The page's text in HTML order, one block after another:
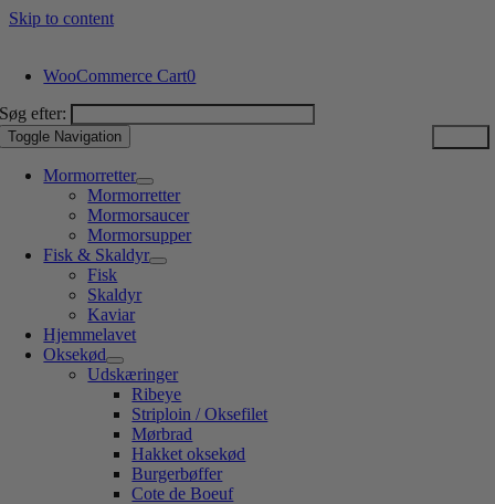
Skip to content
WooCommerce Cart0
Søg efter:
Toggle Navigation
Mormorretter
Mormorretter
Mormorsaucer
Mormorsupper
Fisk & Skaldyr
Fisk
Skaldyr
Kaviar
Hjemmelavet
Oksekød
Udskæringer
Ribeye
Striploin / Oksefilet
Mørbrad
Hakket oksekød
Burgerbøffer
Cote de Boeuf